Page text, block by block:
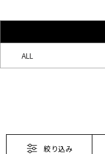
ALL
絞り込み